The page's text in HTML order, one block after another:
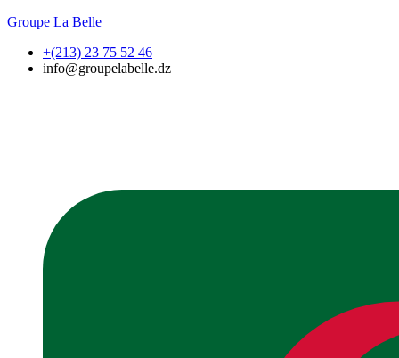
Groupe La Belle
+(213) 23 75 52 46
info@groupelabelle.dz